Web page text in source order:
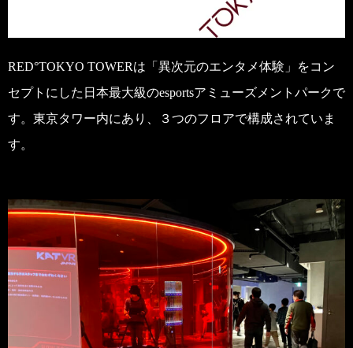
RED°TOKYO TOWERは「異次元のエンタメ体験」をコン
セプトにした日本最大級のesportsアミューズメントパークで
す。東京タワー内にあり、３つのフロアで構成されていま
す。